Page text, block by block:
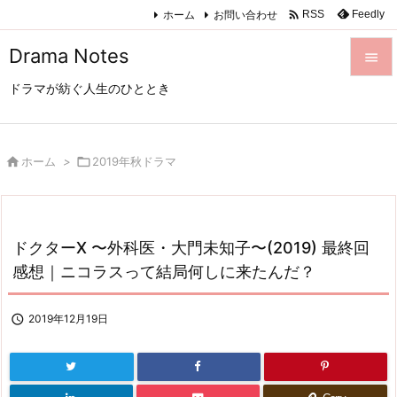
Drama Notes
ドラマが紡ぐ人生のひととき

次へ
検索
ホーム お問い合わせ  RSS Feedly
 ホーム > 2019年秋ドラマ
ドクターX 〜外科医・大門未知子〜(2019) 最終回
感想｜ニコラスって結局何しに来たんだ？
 2019年12月19日